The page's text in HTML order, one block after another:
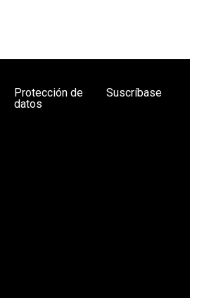
Protección de
datos
Suscríbase